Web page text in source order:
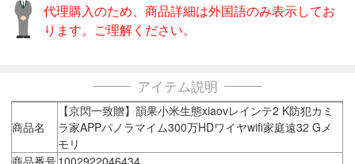
代理購入のため、商品詳細は外国語のみ表示してお
ります。ご理解ください。
アイテム説明
商品名
【京閃一致贈】韻果小米生態xiaovレインテ2 K防犯カミ
ラ家APPパノラマイム300万HDワイヤwifi家庭遠32 Gメ
モリ
商品番号1002922046434